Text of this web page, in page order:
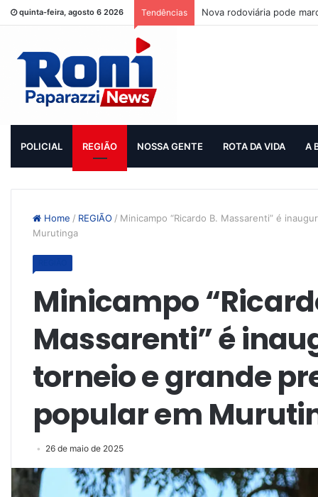
quinta-feira, agosto 6 2026 Tendências Nova rodoviária pode
POLICIAL REGIÃO NOSSA GENTE ROTA DA VIDA A
Home / REGIÃO / Minicampo “Ricardo B. Massarenti” é
Murutinga
Minicampo
Massarenti” é
torneio e grande
popular em
26 de maio de 2025